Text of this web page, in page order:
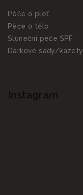
Péče o pleť
Péče o tělo
Sluneční péče SPF
Dárkové sady/kazety
Instagram